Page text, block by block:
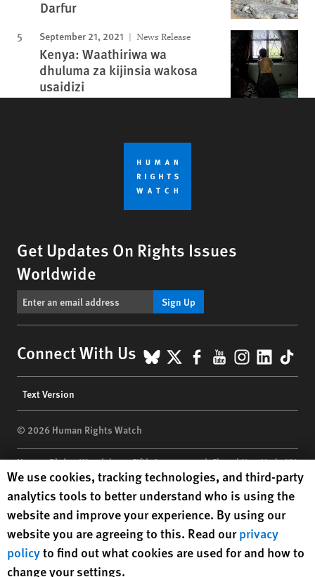
Darfur
September 21, 2021 News Release
Kenya: Waathiriwa wa
dhuluma za kijinsia wakosa
usaidizi
Get Updates On Rights Issues
Worldwide
Sign Up
Connect With Us BlueSky
X Facebook
YouTube
menu
Text Version
© 2026 Human Rights Watch
Human Rights Watch| 350 Fifth Avenue, 34th Floor | New York,NY
10118-3299USA|t 1.212.290.4700
Human Rights Watchis a 501(C)(3) nonprofit registered in the US
under EIN: 13-2875808
Human Rights Watch cookie preferences
We use cookies, tracking technologies, and third-party
analytics tools to better understand who is using the
website and improve your experience. By using our
website you are agreeing to this. Read ourprivacy
policyto find out what cookies are used for and how to
change your settings.